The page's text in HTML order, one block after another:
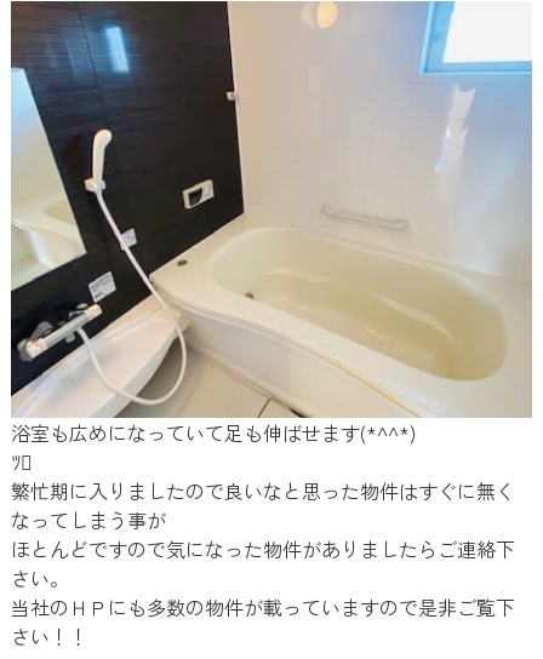
浴室も広めになっていて足も伸ばせます(*^^*)
ﾂ
繁忙期に入りましたので良いなと思った物件はすぐに無く
なってしまう事が
ほとんどですので気になった物件がありましたらご連絡下
さい。
当社のＨＰにも多数の物件が載っていますので是非ご覧下
さい！！